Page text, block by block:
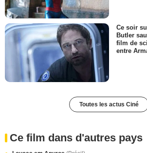
Ce soir
Butler
film de
entre
Toutes les actus Ciné
Ce film dans d'autres pays